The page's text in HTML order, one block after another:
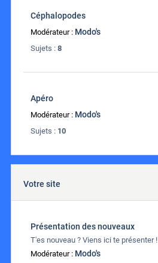
Céphalopodes
Modérateur : Modo's
Sujets : 8
Apéro
Modérateur : Modo's
Sujets : 10
Votre site
Présentation des nouveaux
T'es nouveau ? Viens ici te présenter !
Modérateur : Modo's